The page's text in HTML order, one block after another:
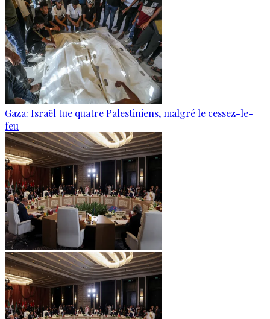
Gaza: Israël tue quatre Palestiniens, malgré le cessez-le-
feu